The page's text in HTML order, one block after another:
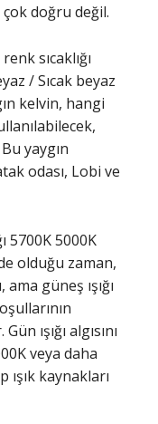
çok doğru değil.
sıcaklığı
/ Sıcak beyaz
kelvin, hangi
yaygın
odası, Lobi ve
5700K 5000K
olduğu zaman,
güneş ışığı
ışığı algısını
veya daha
ışık kaynakları